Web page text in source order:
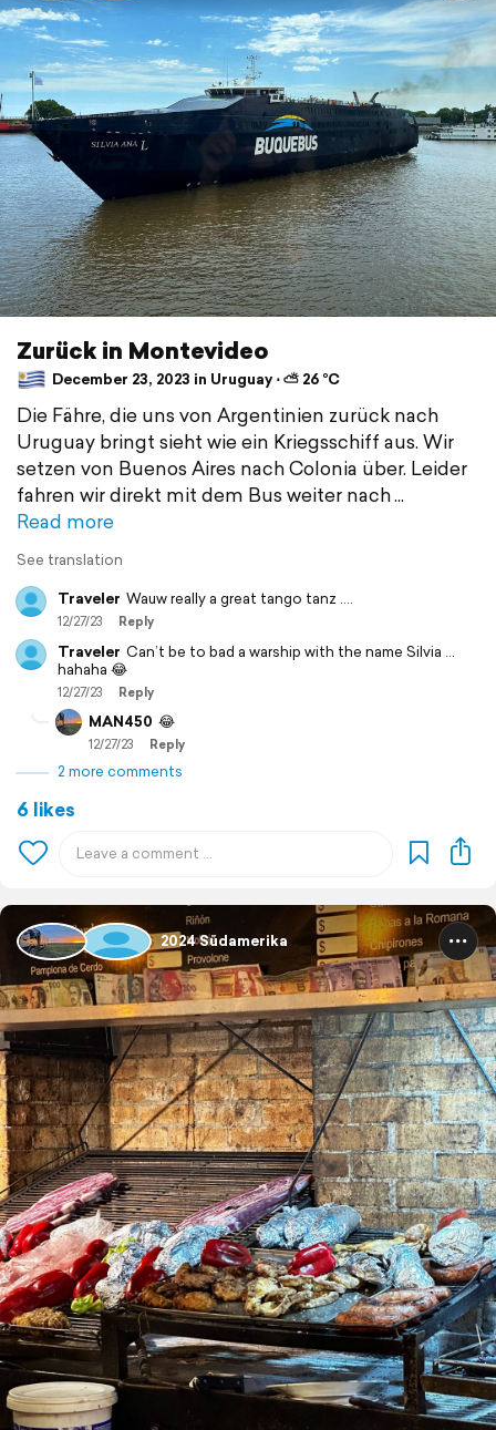
Zurück in Montevideo
December 23, 2023 in Uruguay ⋅ ⛅ 26 °C
Die Fähre, die uns von Argentinien zurück nach
Uruguay bringt sieht wie ein Kriegsschiff aus. Wir
setzen von Buenos Aires nach Colonia über. Leider
fahren wir direkt mit dem Bus weiter nach
Read more
See translation
Traveler Wauw really a great tango tanz ….
12/27/23 Reply
Traveler Can’t be to bad a warship with the name Silvia …
hahaha 😂
12/27/23 Reply
MAN450 😂
12/27/23 Reply
2 more comments
6 likes
2024 Südamerika